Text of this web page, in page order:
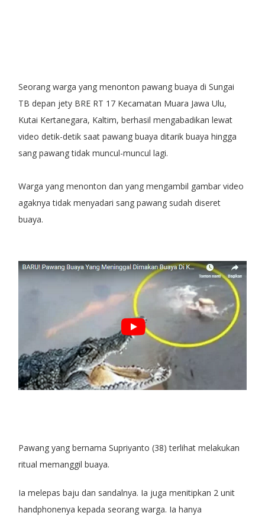
Seorang warga yang menonton pawang buaya di Sungai
TB depan jety BRE RT 17 Kecamatan Muara Jawa Ulu,
Kutai Kertanegara, Kaltim, berhasil mengabadikan lewat
video detik-detik saat pawang buaya ditarik buaya hingga
sang pawang tidak muncul-muncul lagi.
Warga yang menonton dan yang mengambil gambar video
agaknya tidak menyadari sang pawang sudah diseret
buaya.
Pawang yang bernama Supriyanto (38) terlihat melakukan
ritual memanggil buaya.
Ia melepas baju dan sandalnya. Ia juga menitipkan 2 unit
handphonenya kepada seorang warga. Ia hanya